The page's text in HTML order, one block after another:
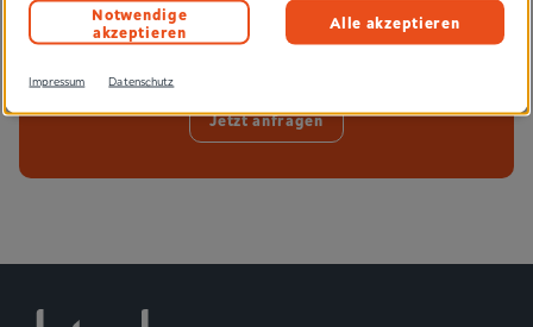
Wir helfen Ihnen gerne, senden Ihnen Muster oder
beraten Sie individuell.
Jetzt anfragen
Notwendige
akzeptieren Alle akzeptieren
Impressum Datenschutz